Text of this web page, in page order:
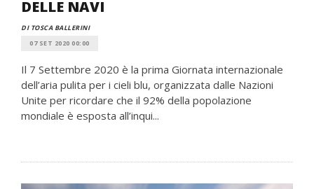
DELLE NAVI
DI TOSCA BALLERINI
07 SET 2020 00:00
Il 7 Settembre 2020 è la prima Giornata internazionale
dell’aria pulita per i cieli blu, organizzata dalle Nazioni
Unite per ricordare che il 92% della popolazione
mondiale è esposta all’inqui...